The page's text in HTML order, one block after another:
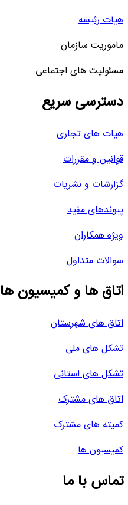
هیات رئیسه
ماموریت سازمان
مسئولیت های اجتماعی
دسترسی سریع
هیات های تجاری
قوانین و مقررات
گزارشات و نشریات
پیوندهای مفید
ویژه همکاران
سوالات متداول
اتاق ها و کمیسیون ها
اتاق های شهرستان
تشکل های ملی
تشکل های استانی
اتاق های مشترک
کمیته های مشترک
کمیسیون ها
تماس با ما